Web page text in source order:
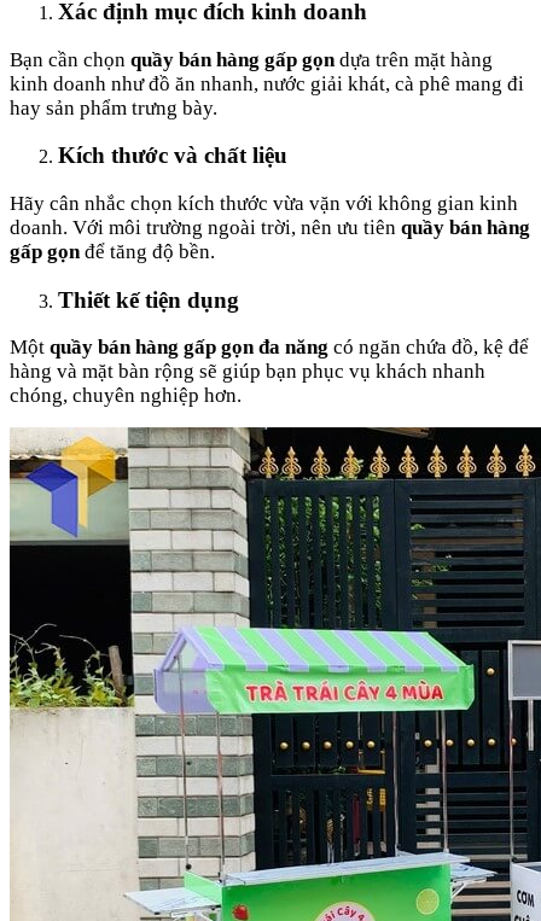
Xác định mục đích kinh doanh
Bạn cần chọn quầy bán hàng gấp gọn dựa trên mặt hàng
kinh doanh như đồ ăn nhanh, nước giải khát, cà phê mang đi
hay sản phẩm trưng bày.
Kích thước và chất liệu
Hãy cân nhắc chọn kích thước vừa vặn với không gian kinh
doanh. Với môi trường ngoài trời, nên ưu tiên quầy bán hàng
gấp gọnđể tăng độ bền.
Thiết kế tiện dụng
Một quầy bán hàng gấp gọn đa năng có ngăn chứa đồ, kệ để
hàng và mặt bàn rộng sẽ giúp bạn phục vụ khách nhanh
chóng, chuyên nghiệp hơn.